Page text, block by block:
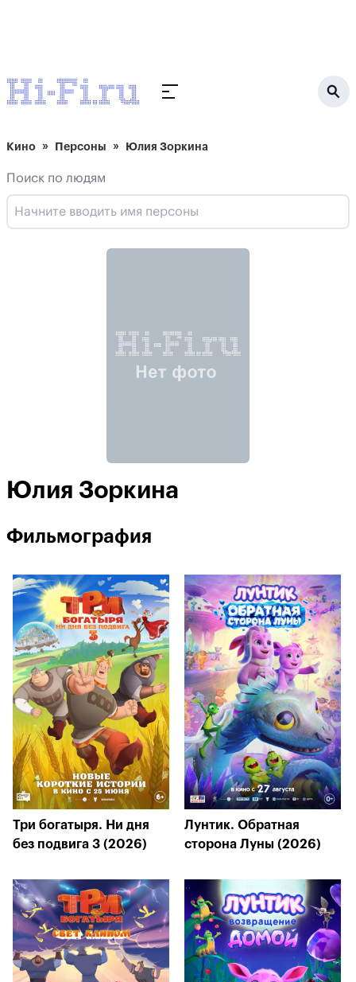
Кино Персоны Юлия Зоркина
Поиск по людям
Юлия Зоркина
Фильмография
Три богатыря. Ни дня
без подвига 3 (2026)
Лунтик. Обратная
сторона Луны (2026)